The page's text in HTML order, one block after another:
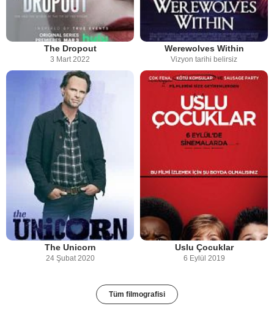
The Dropout
3 Mart 2022
Werewolves Within
Vizyon tarihi belirsiz
The Unicorn
24 Şubat 2020
Uslu Çocuklar
6 Eylül 2019
Tüm filmografisi